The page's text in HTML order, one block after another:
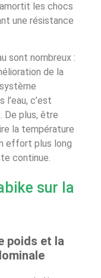
les chocs
une résistance
sont nombreux :
de la
c’est
De plus, être
la température
effort plus long
continue.
sur la
poids et la